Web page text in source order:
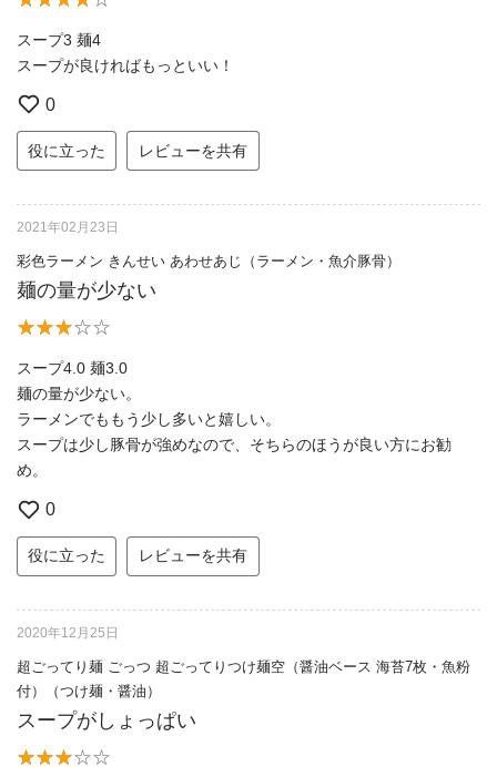
スープ3 麺4
スープが良ければもっといい！
0
役に立った レビューを共有
2021年02月23日
彩色ラーメン きんせい あわせあじ（ラーメン・魚介豚骨）
麺の量が少ない
スープ4.0 麺3.0
麺の量が少ない。
ラーメンでももう少し多いと嬉しい。
スープは少し豚骨が強めなので、そちらのほうが良い方にお勧
め。
0
役に立った レビューを共有
2020年12月25日
超ごってり麺 ごっつ 超ごってりつけ麺空（醤油ベース 海苔7枚・魚粉
付）（つけ麺・醤油）
スープがしょっぱい